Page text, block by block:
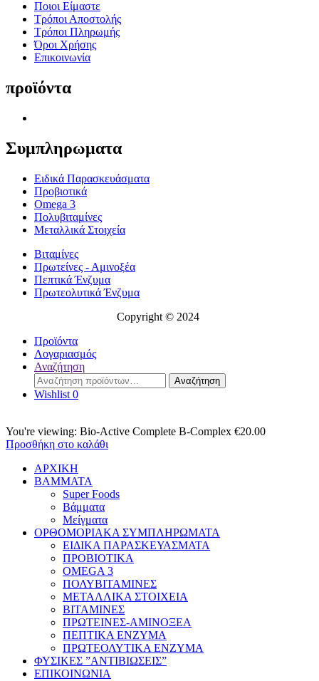
Ποιοι Είμαστε
Τρόποι Αποστολής
Τρόποι Πληρωμής
Όροι Χρήσης
Επικοινωνία
προϊόντα
Συμπληρωματα
Ειδικά Παρασκευάσματα
Προβιοτικά
Omega 3
Πολυβιταμίνες
Μεταλλικά Στοιχεία
Βιταμίνες
Πρωτείνες - Αμινοξέα
Πεπτικά Ένζυμα
Πρωτεολυτικά Ένζυμα
Copyright © 2024
Προϊόντα
Λογαριασμός
Αναζήτηση
Αναζήτηση
για:
Αναζήτηση
Wishlist 0
You're viewing: Bio-Active Complete B-Complex €20.00
Προσθήκη στο καλάθι
ΑΡΧΙΚΗ
BAMMATA
Super Foods
Βάμματα
Μείγματα
ΟΡΘΟΜΟΡΙΑΚΑ ΣΥΜΠΛΗΡΩΜΑΤΑ
ΕΙΔΙΚΑ ΠΑΡΑΣΚΕΥΑΣΜΑΤΑ
ΠΡΟΒΙΟΤΙΚΑ
OMEGA 3
ΠΟΛΥΒΙΤΑΜΙΝΕΣ
ΜΕΤΑΛΛΙΚΑ ΣΤΟΙΧΕΙΑ
ΒΙΤΑΜΙΝΕΣ
ΠΡΩΤΕΙΝΕΣ-ΑΜΙΝΟΞΕΑ
ΠΕΠΤΙΚΑ ΕΝΖΥΜΑ
ΠΡΩΤΕΟΛΥΤΙΚΑ ΕΝΖΥΜΑ
ΦΥΣΙΚΕΣ ”ΑΝΤΙΒΙΩΣΕΙΣ”
ΕΠΙΚΟΙΝΩΝΙΑ